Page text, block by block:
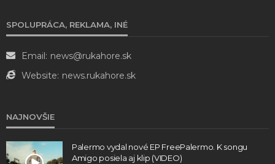
SPOLUPRÁCA, REKLAMA, INÉ
Email: news@rukahore.sk
Website: news.rukahore.sk
NAJNOVŠIE
Palermo vydal nové EP FreePalermo. K songu
Amigo posiela aj klip (VIDEO)